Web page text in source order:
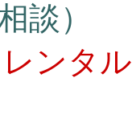
談）
ンタ